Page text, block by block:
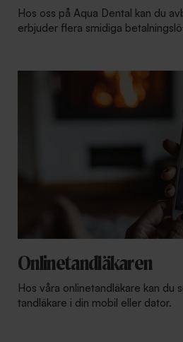
Hos oss på Aqua Dental kan du
erbjuder flera smidiga
Onlinetandläkaren
Hos våra onlinetandläkare kan du
tandläkare i din mobil eller dator.